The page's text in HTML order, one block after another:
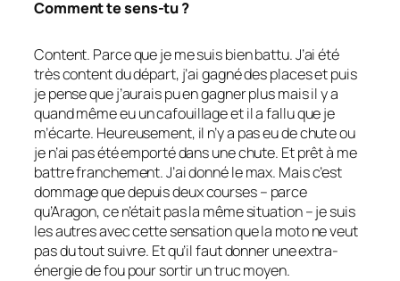
Comment te sens-tu ?
Content. Parce que je me suis bien battu. J’ai été
très content du départ, j’ai gagné des places et puis
je pense que j’aurais pu en gagner plus mais il y a
quand même eu un cafouillage et il a fallu que je
m’écarte. Heureusement, il n’y a pas eu de chute ou
je n’ai pas été emporté dans une chute. Et prêt à me
battre franchement. J’ai donné le max. Mais c’est
dommage que depuis deux courses – parce
qu’Aragon, ce n’était pas la même situation – je suis
les autres avec cette sensation que la moto ne veut
pas du tout suivre. Et qu’il faut donner une extra-
énergie de fou pour sortir un truc moyen.